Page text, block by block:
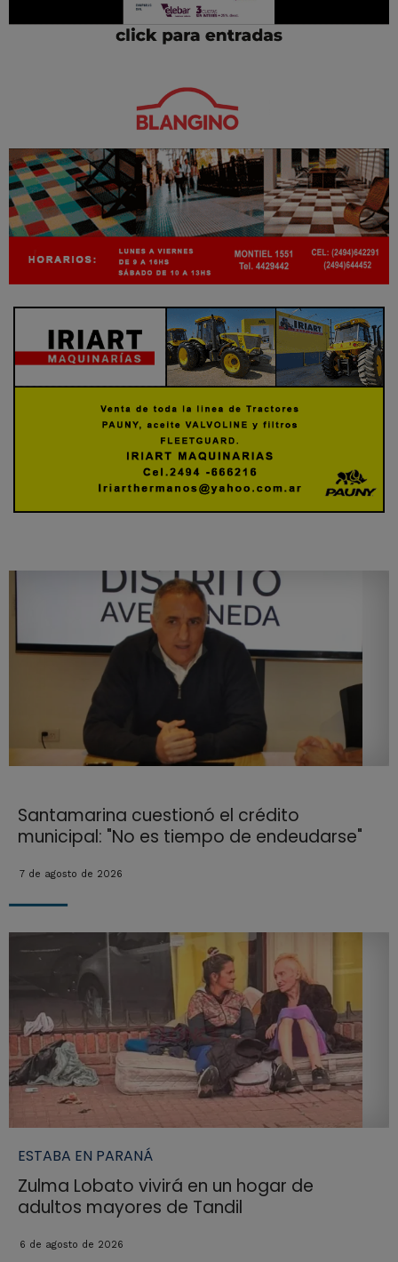
Santamarina cuestionó el crédito
municipal: "No es tiempo de endeudarse"
7 de agosto de 2026
ESTABA EN PARANÁ
Zulma Lobato vivirá en un hogar de
adultos mayores de Tandil
6 de agosto de 2026